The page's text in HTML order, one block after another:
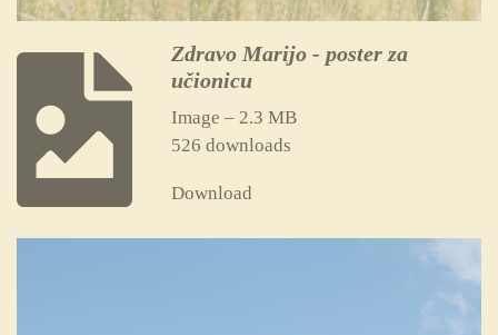
Zdravo Marijo - poster za
učionicu
Image – 2.3 MB
526 downloads
Download